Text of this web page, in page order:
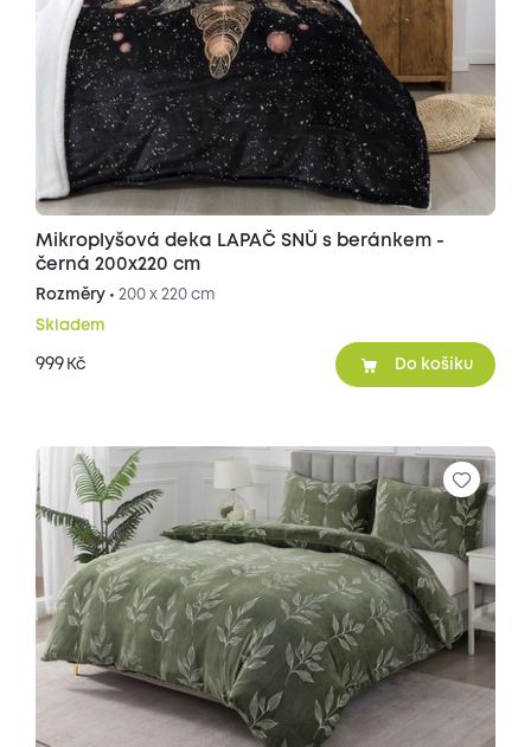
Mikroplyšová deka LAPAČ SNŮ s beránkem -
černá 200x220 cm
Rozměry • 200 x 220 cm
Skladem
999 Kč Do košíku